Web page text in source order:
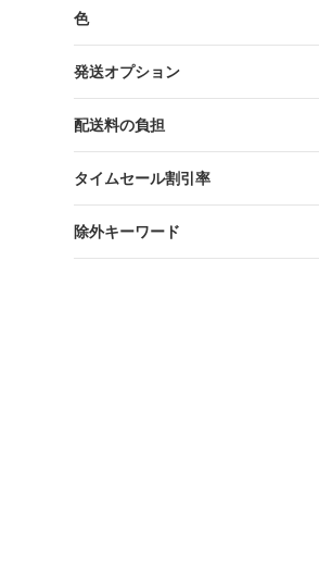
色
発送オプション
配送料の負担
タイムセール割引率
除外キーワード